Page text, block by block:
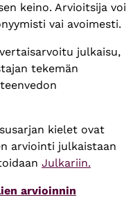
keino. Arvioitsija voi
vai avoimesti.
julkaisu,
tekemän
kielet ovat
arviointi julkaistaan
Julkariin.
arvioinnin